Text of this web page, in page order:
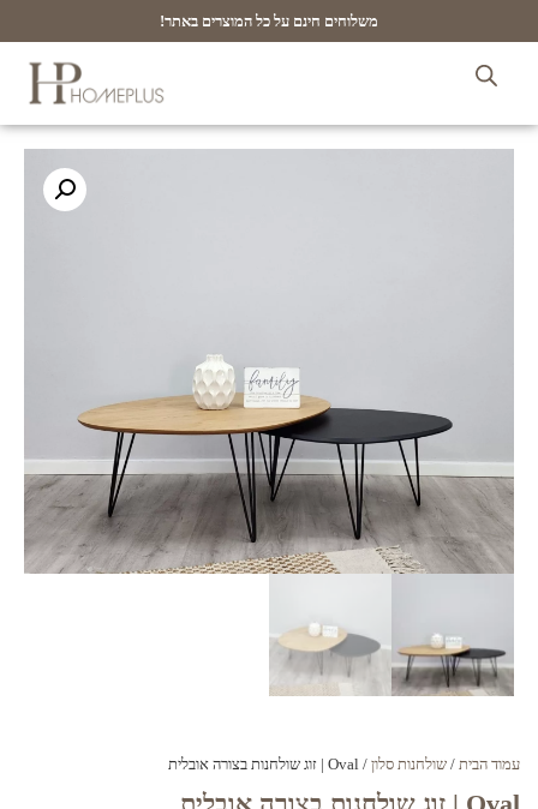
משלוחים חינם על כל המוצרים באתר!
עמוד הבית / שולחנות סלון / Oval | זוג שולחנות בצורה אובלית